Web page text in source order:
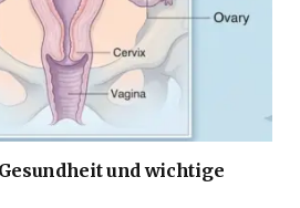
und wichtige